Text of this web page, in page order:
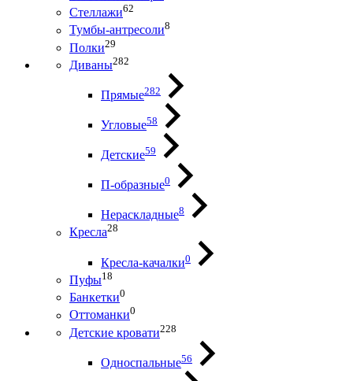
Стеллажи62
Тумбы-антресоли8
Полки29
Диваны282
Прямые282
Угловые58
Детские59
П-образные0
Нераскладные8
Кресла28
Кресла-качалки0
Пуфы18
Банкетки0
Оттоманки0
Детские кровати228
Односпальные56